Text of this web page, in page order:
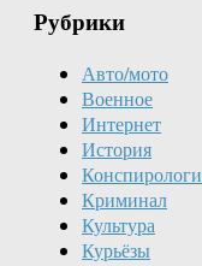
Рубрики
Авто/мото
Военное
Интернет
История
Криминал
Культура
Курьёзы